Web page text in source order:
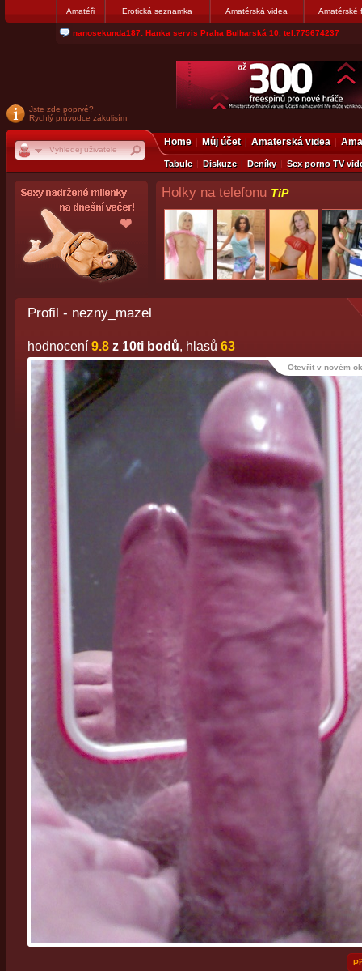
Amatéři Erotická seznamka Amatérská videa Amatérské
jjoseff: Najde se par, ktery nekdy přemýšlel o divákovi. Napiste
Jste zde poprvé?
Rychlý průvodce zákulisím
Home Můj účet Amaterská videa
Tabule Diskuze Deníky Sex porno TV
Holky na telefonu TiP
Profil - nezny_mazel
hodnocení9.8z 10ti bodů, hlasů 63
Otevřít v novém